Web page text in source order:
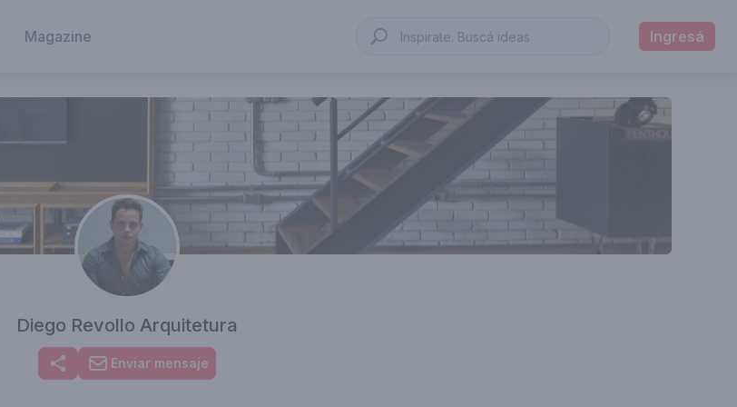
Magazine Ingresá
Diego Revollo Arquitetura
Enviar mensaje